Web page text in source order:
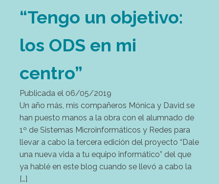
“Tengo un objetivo:
los ODS en mi
centro”
Publicada el 06/05/2019
Un año más, mis compañeros Mónica y David se
han puesto manos a la obra con el alumnado de
1º de Sistemas Microinformáticos y Redes para
llevar a cabo la tercera edición del proyecto “Dale
una nueva vida a tu equipo informático” del que
ya hablé en este blog cuando se llevó a cabo la
[…]